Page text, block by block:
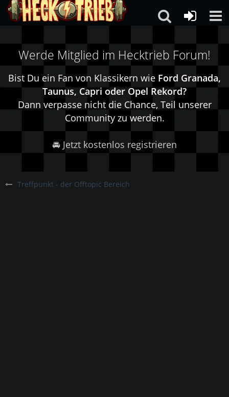
Werde Mitglied im Hecktrieb Forum!
Bist Du ein Fan von Klassikern wie Ford Granada,
Taunus, Capri oder Opel Rekord?
Dann verpasse nicht die Chance, Teil unserer
Community zu werden.
🚘 Jetzt kostenlos registrieren
Treffpunkt - der Offtopic Bereich